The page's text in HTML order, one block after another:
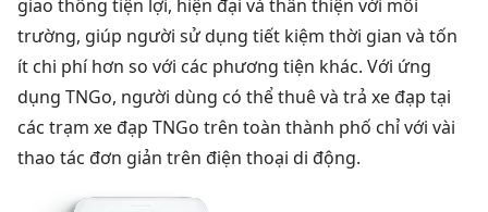
giao thông tiện lợi, hiện đại và thân thiện với môi
trường, giúp người sử dụng tiết kiệm thời gian và tốn
ít chi phí hơn so với các phương tiện khác. Với ứng
dụng TNGo, người dùng có thể thuê và trả xe đạp tại
các trạm xe đạp TNGo trên toàn thành phố chỉ với vài
thao tác đơn giản trên điện thoại di động.